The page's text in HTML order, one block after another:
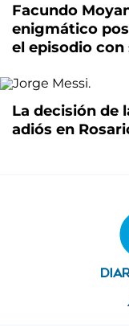
Facundo
enigmático
el episodio con
La decisión de
adiós en